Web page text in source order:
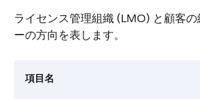
ライセンス管理組織 (LMO) と顧客
ーの方向を表します。
項目名